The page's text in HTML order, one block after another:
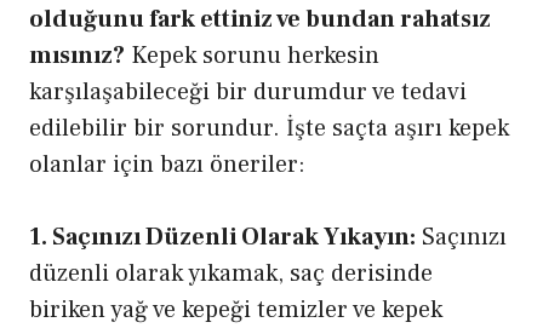
olduğunu fark ettiniz ve bundan rahatsız
mısınız? Kepek sorunu herkesin
karşılaşabileceği bir durumdur ve tedavi
edilebilir bir sorundur. İşte saçta aşırı kepek
olanlar için bazı öneriler:
1. Saçınızı Düzenli Olarak Yıkayın: Saçınızı
düzenli olarak yıkamak, saç derisinde
biriken yağ ve kepeği temizler ve kepek